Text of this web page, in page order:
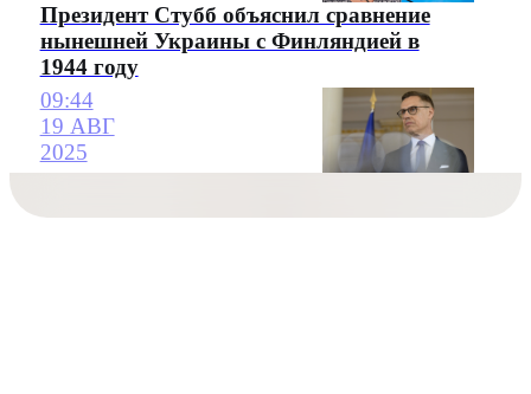
Президент Стубб объяснил сравнение
нынешней Украины с Финляндией в
1944 году
09:44
19 АВГ
2025